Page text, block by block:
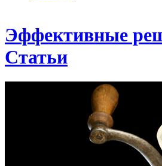
Эффективные
Статьи